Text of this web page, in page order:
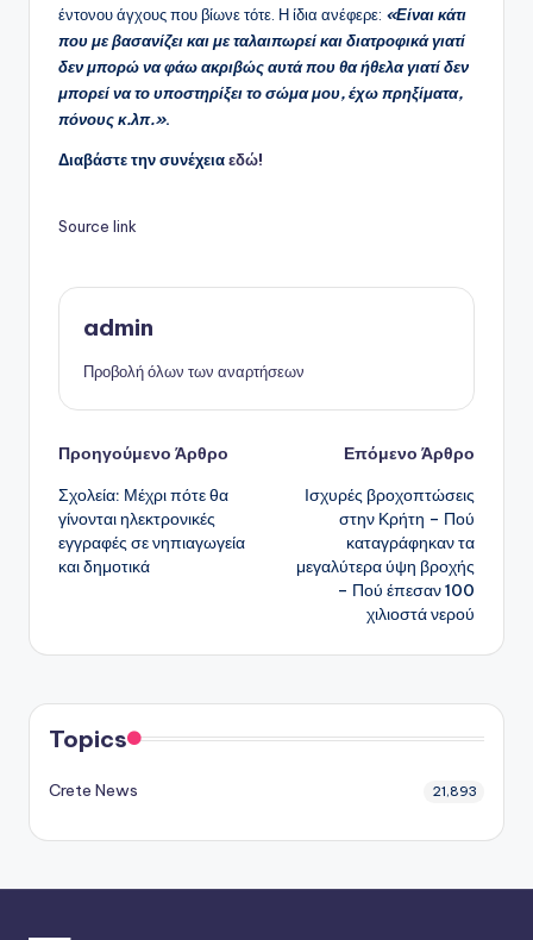
έντονου άγχους που βίωνε τότε. Η ίδια ανέφερε: «Είναι κάτι
που με βασανίζει και με ταλαιπωρεί και διατροφικά γιατί
δεν μπορώ να φάω ακριβώς αυτά που θα ήθελα γιατί δεν
μπορεί να το υποστηρίξει το σώμα μου, έχω πρηξίματα,
πόνους κ.λπ.». ​
Διαβάστε την συνέχειαεδώ!
Source link
admin
Προβολή όλων των αναρτήσεων
Πλοήγηση
δημοσιεύσεων
Προηγούμενο Άρθρο
Σχολεία: Μέχρι πότε θα
γίνονται ηλεκτρονικές
εγγραφές σε νηπιαγωγεία
και δημοτικά
Επόμενο Άρθρο
Ισχυρές βροχοπτώσεις
στην Κρήτη – Πού
καταγράφηκαν τα
μεγαλύτερα ύψη βροχής
– Πού έπεσαν 100
χιλιοστά νερού
Topics
Crete News 21,893